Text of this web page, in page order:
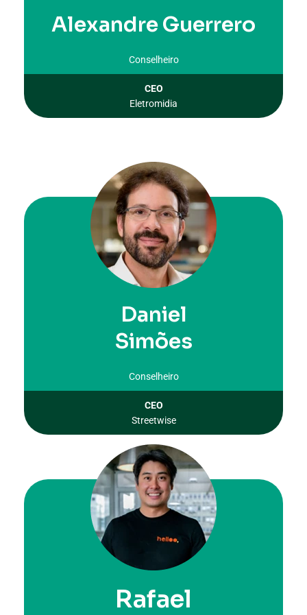
Alexandre Guerrero
Conselheiro
CEO
Eletromidia
Daniel
Simões
Conselheiro
CEO
Streetwise
Rafael